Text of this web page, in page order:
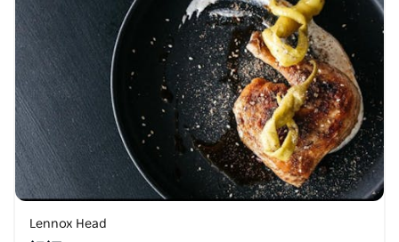
Lennox Head